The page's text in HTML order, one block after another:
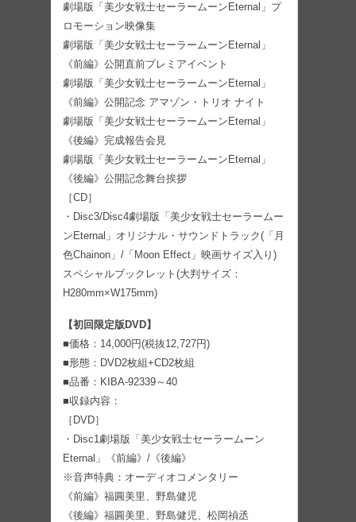
劇場版「美少女戦士セーラームーンEternal」プ
ロモーション映像集
劇場版「美少女戦士セーラームーンEternal」
《前編》公開直前プレミアイベント
劇場版「美少女戦士セーラームーンEternal」
《前編》公開記念 アマゾン・トリオ ナイト
劇場版「美少女戦士セーラームーンEternal」
《後編》完成報告会見
劇場版「美少女戦士セーラームーンEternal」
《後編》公開記念舞台挨拶
［CD］
・Disc3/Disc4劇場版「美少女戦士セーラームー
ンEternal」オリジナル・サウンドトラック(「月
色Chainon」/「Moon Effect」映画サイズ入り)
スペシャルブックレット(大判サイズ：
H280mm×W175mm)
【初回限定版DVD】
■価格：14,000円(税抜12,727円)
■形態：DVD2枚組+CD2枚組
■品番：KIBA-92339～40
■収録内容：
［DVD］
・Disc1劇場版「美少女戦士セーラームーン
Eternal」《前編》/《後編》
※音声特典：オーディオコメンタリー
《前編》福圓美里、野島健児
《後編》福圓美里、野島健児、松岡禎丞